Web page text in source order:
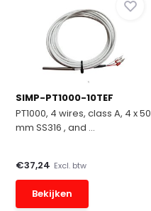
SIMP-PT1000-10TEF
PT1000, 4 wires, class A, 4 x 50
mm SS316 , and ...
€37,24 Excl. btw
Bekijken